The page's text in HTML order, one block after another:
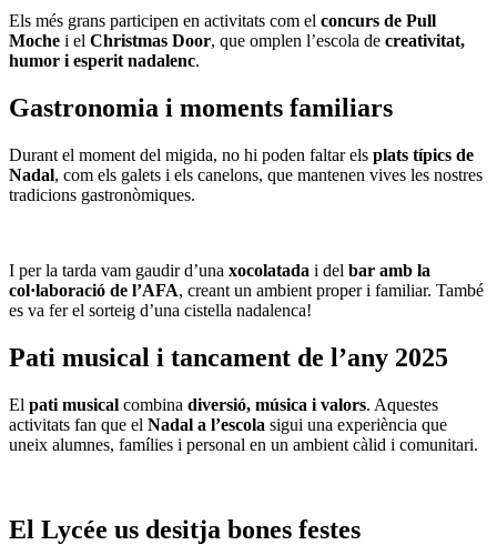
Els més grans participen en activitats com el concurs de Pull
Moche i el Christmas Door, que omplen l’escola de creativitat,
humor i esperit nadalenc.
Gastronomia i moments familiars
Durant el moment del migida, no hi poden faltar els plats típics de
Nadal, com els galets i els canelons, que mantenen vives les nostres
tradicions gastronòmiques.
I per la tarda vam gaudir d’una xocolatada i del bar amb la
col·laboració de l’AFA, creant un ambient proper i familiar. També
es va fer el sorteig d’una cistella nadalenca!
Pati musical i tancament de l’any 2025
El pati musical combina diversió, música i valors. Aquestes
activitats fan que el Nadal a l’escola sigui una experiència que
uneix alumnes, famílies i personal en un ambient càlid i comunitari.
El Lycée us desitja bones festes